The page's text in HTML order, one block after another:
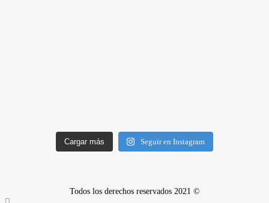
Cargar más Seguir en Instagram
Todos los derechos reservados 2021 ©